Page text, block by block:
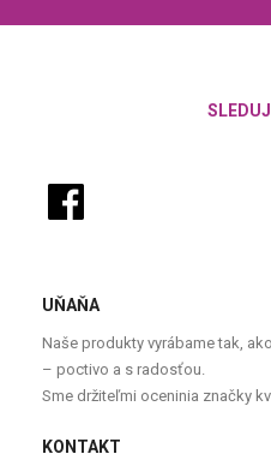
UŇAŇA
Naše produkty vyrábame tak,
– poctivo a s radosťou.
Sme držiteľmi oceninia značky
KONTAKT